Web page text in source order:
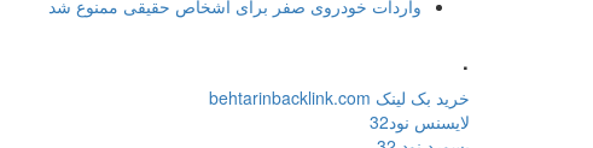
واردات خودروی صفر برای اشخاص حقیقی ممنوع شد
.
خرید بک لینک behtarinbacklink.com
لایسنس نود32